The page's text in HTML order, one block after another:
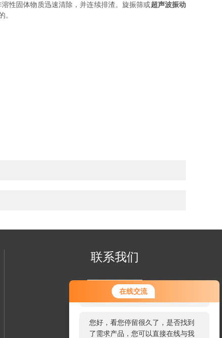
在线交流
您好！欢迎前来咨询，很高兴为您
服务，请问您要咨询什么问题呢？
您好，看您停留很久了，是否找到
了需求产品，您可以直接在线与我
性固体物质迅速清除，并连续排渣。旋振筛或超声波振动
。
联系我们